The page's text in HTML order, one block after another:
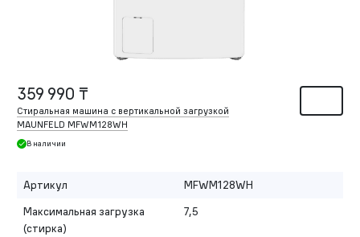
359 990 ₸
Стиральная машина с вертикальной загрузкой
MAUNFELD MFWM128WH
В наличии
Артикул
MFWM128WH
Максимальная загрузка
(стирка)
7,5